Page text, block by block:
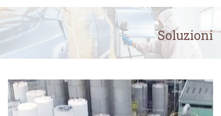
Soluzioni